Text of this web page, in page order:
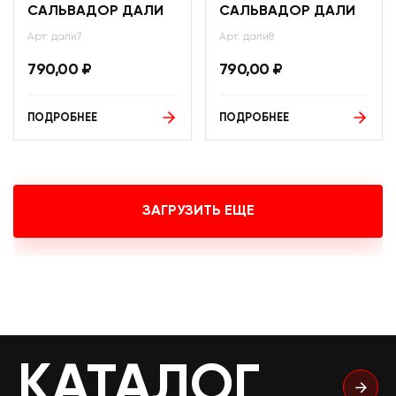
САЛЬВАДОР ДАЛИ
Арт: дали7
790,00 ₽
ПОДРОБНЕЕ
САЛЬВАДОР ДАЛИ
Арт: дали8
790,00 ₽
ПОДРОБНЕЕ
ЗАГРУЗИТЬ ЕЩЕ